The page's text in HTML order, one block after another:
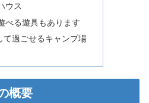
ウス
べる遊具もあります
て過ごせるキャンプ場
概要